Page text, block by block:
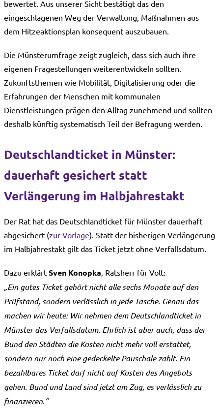
bewertet. Aus unserer Sicht bestätigt das den
eingeschlagenen Weg der Verwaltung, Maßnahmen aus
dem Hitzeaktionsplan konsequent auszubauen.
Die Münsterumfrage zeigt zugleich, dass sich auch ihre
eigenen Fragestellungen weiterentwickeln sollten.
Zukunftsthemen wie Mobilität, Digitalisierung oder die
Erfahrungen der Menschen mit kommunalen
Dienstleistungen prägen den Alltag zunehmend und sollten
deshalb künftig systematisch Teil der Befragung werden.
Deutschlandticket in Münster:
dauerhaft gesichert statt
Verlängerung im Halbjahrestakt
Der Rat hat das Deutschlandticket für Münster dauerhaft
abgesichert (zur Vorlage). Statt der bisherigen Verlängerung
im Halbjahrestakt gilt das Ticket jetzt ohne Verfallsdatum.
Dazu erklärt Sven Konopka, Ratsherr für Volt:
„Ein gutes Ticket gehört nicht alle sechs Monate auf den
Prüfstand, sondern verlässlich in jede Tasche. Genau das
machen wir heute: Wir nehmen dem Deutschlandticket in
Münster das Verfallsdatum. Ehrlich ist aber auch, dass der
Bund den Städten die Kosten nicht mehr voll erstattet,
sondern nur noch eine gedeckelte Pauschale zahlt. Ein
bezahlbares Ticket darf nicht auf Kosten des Angebots
gehen. Bund und Land sind jetzt am Zug, es verlässlich zu
finanzieren.“